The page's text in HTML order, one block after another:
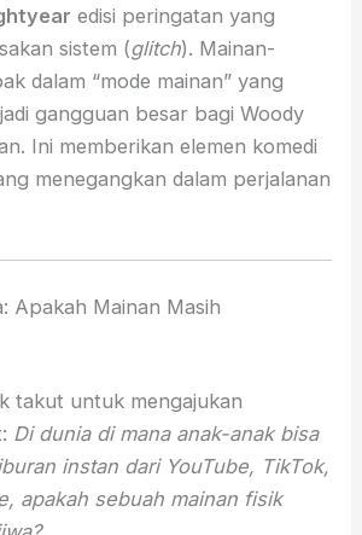
edisi peringatan yang
sistem (glitch). Mainan-
dalam “mode mainan” yang
gangguan besar bagi Woody
Ini memberikan elemen komedi
menegangkan dalam perjalanan
Apakah Mainan Masih
takut untuk mengajukan
Di dunia di mana anak-anak bisa
instan dari YouTube, TikTok,
apakah sebuah mainan fisik